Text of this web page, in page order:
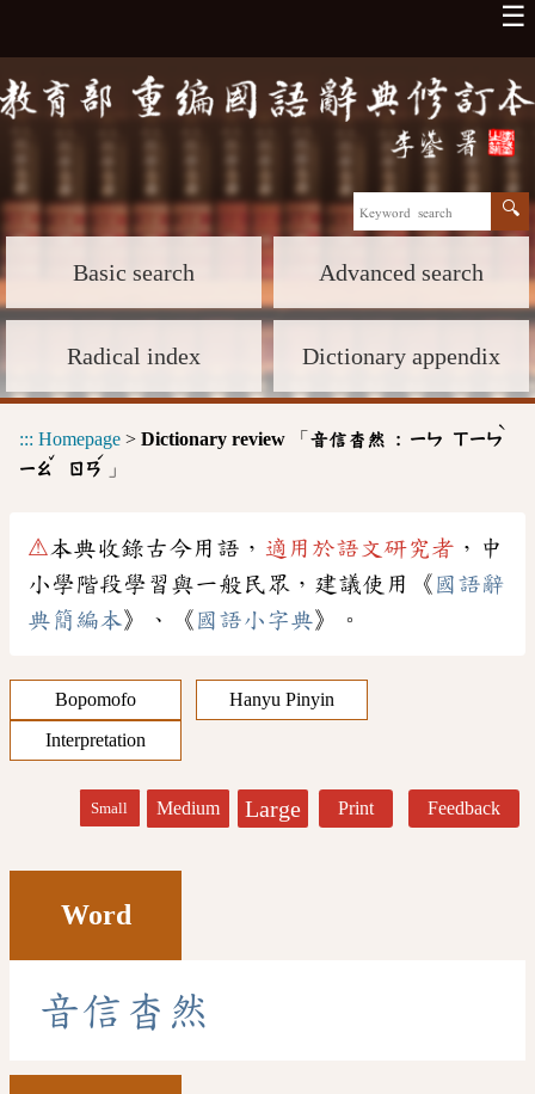
☰
Basic search Advanced search
Radical index Dictionary appendix
::: Homepage > Dictionary review 「 音信杳然 : ㄧㄣ ㄒㄧㄣ
ˋ
ㄧㄠ
ˇ
ㄖㄢ
ˊ
」
⚠本典收錄古今用語， 適用於語文研究者 ，中
小學階段學習與一般民眾，建議使用《 國語辭
典簡編本》、《 國語小字典》。
Bopomofo
Hanyu Pinyin
Interpretation
Small Medium Large Print Feedback
Word
音信 杳 然